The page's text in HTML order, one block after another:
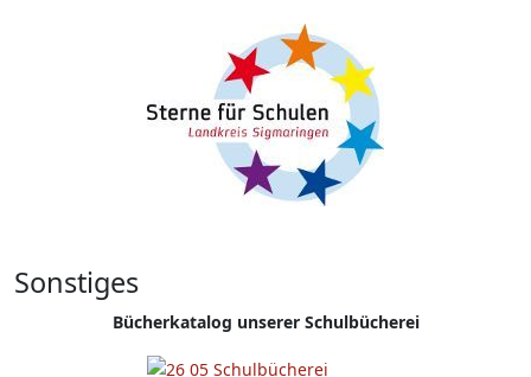
Sonstiges
Bücherkatalog unserer Schulbücherei